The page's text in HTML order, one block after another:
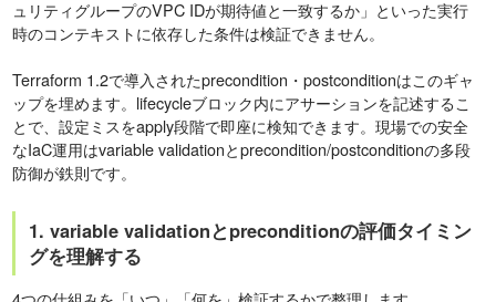
ュリティグループのVPC IDが期待値と一致するか」といった実行
時のコンテキストに依存した条件は検証できません。
Terraform 1.2で導入されたprecondition・postconditionはこのギャ
ップを埋めます。lifecycleブロック内にアサーションを記述するこ
とで、設定ミスをapply段階で即座に検知できます。現場での安全
なIaC運用はvariable validationとprecondition/postconditionの多段
防御が鉄則です。
1. variable validationとpreconditionの評価タイミン
グを理解する